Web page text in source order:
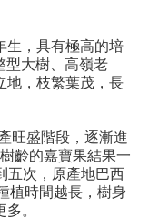
生，具有極高的培
型大樹、高嶺老
地，枝繁葉茂，長
旺盛階段，逐漸進
齡的嘉寶果結果一
五次，原產地巴西
植時間越長，樹身
。